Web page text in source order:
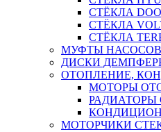
СТЁКЛА
СТЁКЛА
СТЁКЛА
МУФТЫ НАСОСОВ
ДИСКИ
ОТОПЛЕНИЕ,
МОТОРЫ
РАДИАТОРЫ
МОТОРЧИКИ